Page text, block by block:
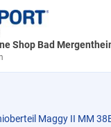
Shop Bad
Maggy II MM